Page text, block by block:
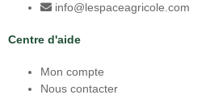
info@lespaceagricole.com
Centre d'aide
Mon compte
Nous contacter